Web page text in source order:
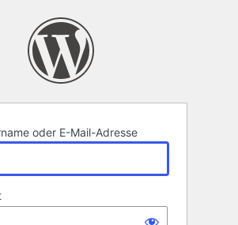
oder E-Mail-Adresse